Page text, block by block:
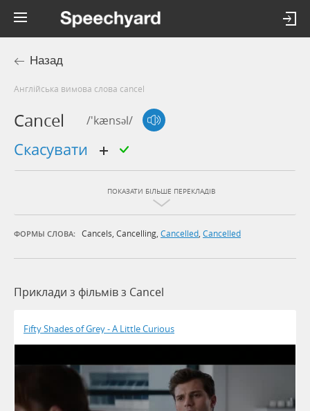
Назад
Англійська вимова слова cancel
Cancel /'kænsəl/
скасувати
ПОКАЗАТИ БІЛЬШЕ ПЕРЕКЛАДІВ
ФОРМЫ СЛОВА: Cancels, Cancelling, Cancelled, Cancelled
Приклади з фільмів з Cancel
Fifty Shades of Grey - A Little Curious